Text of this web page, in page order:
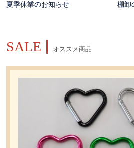
夏季休業のお知らせ 棚卸
SALE オススメ商品